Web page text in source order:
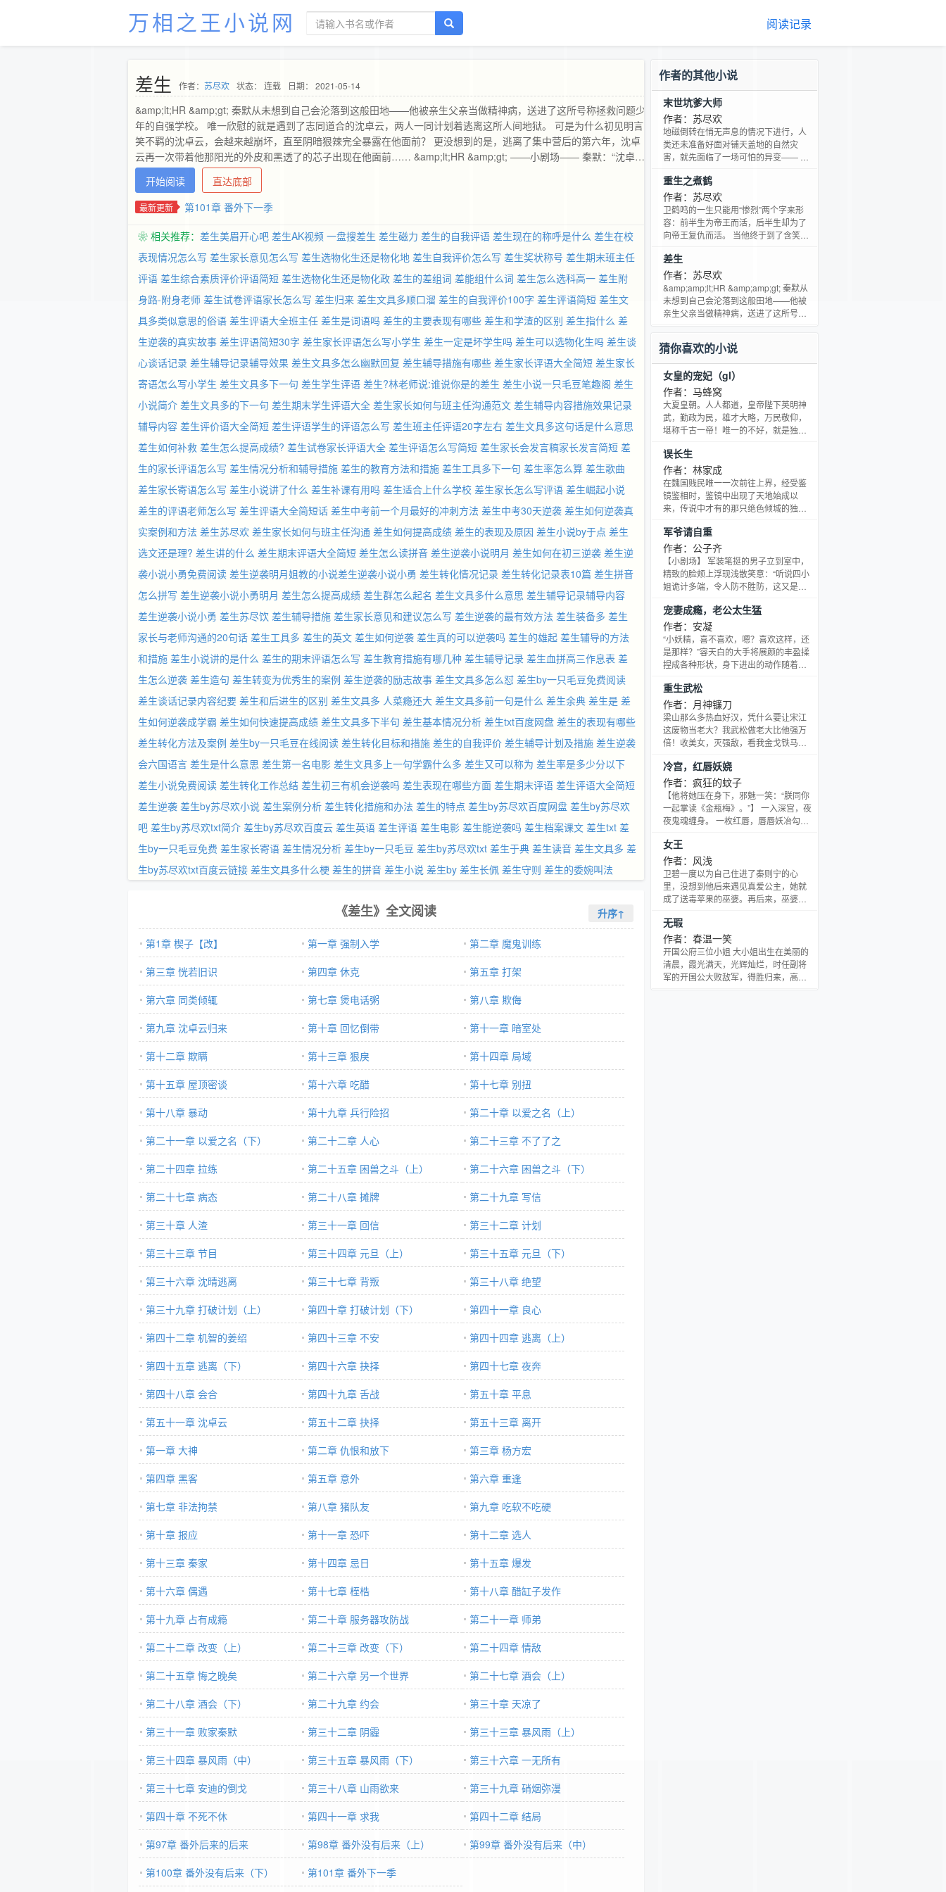
万相之王小说网 阅读记录
差生 作者： 苏尽欢 状态： 连载 日期： 2021-05-14
&amp;lt;HR &amp;gt; 秦默从未想到自己会沦落到这般田地——他被亲生父亲当做精神病，送进了这所号称拯救问题少
年的自强学校。 唯一欣慰的就是遇到了志同道合的沈卓云，两人一同计划着逃离这所人间地狱。 可是为什么初见明言
笑不羁的沈卓云，会越来越崩坏，直至阴暗狠辣完全暴露在他面前？ 更没想到的是，逃离了集中营后的第六年，沈卓
云再一次带着他那阳光的外皮和黑透了的芯子出现在他面前…… &amp;lt;HR &amp;gt; ——小剧场—— 秦默：“沈卓
云，你听没听过一首歌？” 沈卓云：“？” 秦默：“有一种爱叫做放手。” 沈卓云：“没有，我听过另一首歌。” 秦默；
“嗯？” 沈卓云笑了：“绝不放手。” &amp;lt;HR &amp;gt; 1、什么阳光洒脱全是骗人的，鬼畜攻才是本质 2、真的不虐
感情线，甜宠萌什么都有，1&amp;gt; 3、黑心鬼畜攻×淡定技术宅受 4、所以说卖个萌你们就点进来瞅瞅吧_(:з」∠)_
么么哒（づ￣3￣）づ╭?～
开始阅读 直达底部
最新更新 第101章 番外下一季
❀ 相关推荐： 差生美眉开心吧 差生AK视频 一盘搜差生 差生磁力 差生的自我评语 差生现在的称呼是什么 差生在校
表现情况怎么写 差生家长意见怎么写 差生选物化生还是物化地 差生自我评价怎么写 差生奖状称号 差生期末班主任
评语 差生综合素质评价评语简短 差生选物化生还是物化政 差生的差组词 差能组什么词 差生怎么选科高一 差生附
身路-附身老师 差生试卷评语家长怎么写 差生归来 差生文具多顺口溜 差生的自我评价100字 差生评语简短 差生文
具多类似意思的俗语 差生评语大全班主任 差生是词语吗 差生的主要表现有哪些 差生和学渣的区别 差生指什么 差
生逆袭的真实故事 差生评语简短30字 差生家长评语怎么写小学生 差生一定是坏学生吗 差生可以选物化生吗 差生谈
心谈话记录 差生辅导记录辅导效果 差生文具多怎么幽默回复 差生辅导措施有哪些 差生家长评语大全简短 差生家长
寄语怎么写小学生 差生文具多下一句 差生学生评语 差生?林老师说:谁说你是的差生 差生小说一只毛豆笔趣阁 差生
小说简介 差生文具多的下一句 差生期末学生评语大全 差生家长如何与班主任沟通范文 差生辅导内容措施效果记录
辅导内容 差生评价语大全简短 差生评语学生的评语怎么写 差生班主任评语20字左右 差生文具多这句话是什么意思
差生如何补救 差生怎么提高成绩? 差生试卷家长评语大全 差生评语怎么写简短 差生家长会发言稿家长发言简短 差
生的家长评语怎么写 差生情况分析和辅导措施 差生的教育方法和措施 差生工具多下一句 差生率怎么算 差生歌曲
差生家长寄语怎么写 差生小说讲了什么 差生补课有用吗 差生适合上什么学校 差生家长怎么写评语 差生崛起小说
差生的评语老师怎么写 差生评语大全简短话 差生中考前一个月最好的冲刺方法 差生中考30天逆袭 差生如何逆袭真
实案例和方法 差生苏尽欢 差生家长如何与班主任沟通 差生如何提高成绩 差生的表现及原因 差生小说by于点 差生
选文还是理? 差生讲的什么 差生期末评语大全简短 差生怎么读拼音 差生逆袭小说明月 差生如何在初三逆袭 差生逆
袭小说小勇免费阅读 差生逆袭明月姐教的小说差生逆袭小说小勇 差生转化情况记录 差生转化记录表10篇 差生拼音
怎么拼写 差生逆袭小说小勇明月 差生怎么提高成绩 差生群怎么起名 差生文具多什么意思 差生辅导记录辅导内容
差生逆袭小说小勇 差生苏尽饮 差生辅导措施 差生家长意见和建议怎么写 差生逆袭的最有效方法 差生装备多 差生
家长与老师沟通的20句话 差生工具多 差生的英文 差生如何逆袭 差生真的可以逆袭吗 差生的雄起 差生辅导的方法
和措施 差生小说讲的是什么 差生的期末评语怎么写 差生教育措施有哪几种 差生辅导记录 差生血拼高三作息表 差
生怎么逆袭 差生造句 差生转变为优秀生的案例 差生逆袭的励志故事 差生文具多怎么怼 差生by一只毛豆免费阅读
差生谈话记录内容纪要 差生和后进生的区别 差生文具多 人菜瘾还大 差生文具多前一句是什么 差生余典 差生是 差
生如何逆袭成学霸 差生如何快速提高成绩 差生文具多下半句 差生基本情况分析 差生txt百度网盘 差生的表现有哪些
差生转化方法及案例 差生by一只毛豆在线阅读 差生转化目标和措施 差生的自我评价 差生辅导计划及措施 差生逆袭
会六国语言 差生是什么意思 差生第一名电影 差生文具多上一句学霸什么多 差生又可以称为 差生率是多少分以下
差生小说免费阅读 差生转化工作总结 差生初三有机会逆袭吗 差生表现在哪些方面 差生期末评语 差生评语大全简短
差生逆袭 差生by苏尽欢小说 差生案例分析 差生转化措施和办法 差生的特点 差生by苏尽欢百度网盘 差生by苏尽欢
吧 差生by苏尽欢txt简介 差生by苏尽欢百度云 差生英语 差生评语 差生电影 差生能逆袭吗 差生档案课文 差生txt 差
生by一只毛豆免费 差生家长寄语 差生情况分析 差生by一只毛豆 差生by苏尽欢txt 差生于典 差生读音 差生文具多 差
生by苏尽欢txt百度云链接 差生文具多什么梗 差生的拼音 差生小说 差生by 差生长佩 差生守则 差生的委婉叫法
《差生》全文阅读 升序↑
第1章 楔子【改】 第一章 强制入学
第二章 魔鬼训练
第三章 恍若旧识
第四章 休克
第五章 打架
第六章 同类倾辄
第七章 煲电话粥
第八章 欺侮
第九章 沈卓云归来
第十章 回忆倒带
第十一章 暗室处
第十二章 欺瞒
第十三章 狠戾
第十四章 局域
第十五章 屋顶密谈
第十六章 吃醋
第十七章 别扭
第十八章 暴动
第十九章 兵行险招
第二十章 以爱之名（上）
第二十一章 以爱之名（下）
第二十二章 人心
第二十三章 不了了之
第二十四章 拉练
第二十五章 困兽之斗（上）
第二十六章 困兽之斗（下）
第二十七章 病态
第二十八章 摊牌
第二十九章 写信
第三十章 人渣
第三十一章 回信
第三十二章 计划
第三十三章 节目
第三十四章 元旦（上）
第三十五章 元旦（下）
第三十六章 沈晴逃离
第三十七章 背叛
第三十八章 绝望
第三十九章 打破计划（上）
第四十章 打破计划（下）
第四十一章 良心
第四十二章 机智的姜绍
第四十三章 不安
第四十四章 逃离（上）
第四十五章 逃离（下）
第四十六章 抉择
第四十七章 夜奔
第四十八章 会合
第四十九章 舌战
第五十章 平息
第五十一章 沈卓云
第五十二章 抉择
第五十三章 离开
第一章 大神
第二章 仇恨和放下
第三章 杨方宏
第四章 黑客
第五章 意外
第六章 重逢
第七章 非法拘禁
第八章 猪队友
第九章 吃软不吃硬
第十章 报应
第十一章 恐吓
第十二章 选人
第十三章 秦家
第十四章 忌日
第十五章 爆发
第十六章 偶遇
第十七章 桎梏
第十八章 醋缸子发作
第十九章 占有成瘾
第二十章 服务器攻防战
第二十一章 师弟
第二十二章 改变（上）
第二十三章 改变（下）
第二十四章 情敌
第二十五章 悔之晚矣
第二十六章 另一个世界
第二十七章 酒会（上）
第二十八章 酒会（下）
第二十九章 约会
第三十章 天凉了
第三十一章 败家秦默
第三十二章 阴霾
第三十三章 暴风雨（上）
第三十四章 暴风雨（中）
第三十五章 暴风雨（下）
第三十六章 一无所有
第三十七章 安迪的倒戈
第三十八章 山雨欲来
第三十九章 硝烟弥漫
第四十章 不死不休
第四十一章 求我
第四十二章 结局
第97章 番外后来的后来
第98章 番外没有后来（上）
第99章 番外没有后来（中）
第100章 番外没有后来（下）
第101章 番外下一季
作者的其他小说
末世坑爹大师
作者：苏尽欢
地磁倒转在悄无声息的情况下进行，人
类还未准备好面对铺天盖地的自然灾
害，就先面临了一场可怕的异变—— 在
书看了，人和人开始互相伤害了，世界
末日真是太糟糕了。 在陆川眼里：超市
可以抢了，枪可以开了，讨厌的人可以
灭了，世界暴动了，卧槽世界末日怎么
才来？ 在队友眼里：苏安和是个坑货，
(╯‵□′)╯︵┻━┻回来！不许秀恩爱！
还能不能打了！ 这是
重生之煮鹤
作者：苏尽欢
卫鹤鸣的一生只能用“惨烈”两个字来形
容：前半生为帝王而活，后半生却为了
向帝王复仇而活。 当他终于到了含笑九
点。 卫鹤鸣：“滚你娘的狗皇帝！(￣ε(#
￣)☆╰╮(￣皿￣///)” 楚凤歌的一生只能
用“悲催”两个字来形容：前半生暗恋一个
男人，后半生却在缅怀一个男人。 当他
终于到了灯尽油枯的时候，却不想一睁
差生
作者：苏尽欢
&amp;amp;lt;HR &amp;amp;gt; 秦默从
未想到自己会沦落到这般田地——他被
亲生父亲当做精神病，送进了这所号称
同计划着逃离这所人间地狱。 可是为什
么初见明言笑不羁的沈卓云，会越来越
崩坏，直至阴暗狠辣完全暴露在他面
前？ 更没想到的是，逃离了集中营后的
第六年，沈卓云再一次带着他那阳光的
外皮和黑透了
猜你喜欢的小说
女皇的宠妃（gl）
作者：马蜂窝
大夏皇朝。人人都道，皇帝陛下英明神
武，勤政为民，雄才大略，万民敬仰，
堪称千古一帝！唯一的不好，就是独宠
蛋的母鸡。所以，时至今日没有小皇子
的诞生！母鸡宛妃：呵呵……皇帝陛下
不带把，怎么生？！皇帝陛下：怪我
咯……宛妃（假笑）：难不成怪我
咯？！了吧唧色胆包天】宛妃受分蛇精
吧！（づ￣3￣）的支持就是我的动力！
→入六（4月11号）入V，入耐
误长生
作者：林家成
在魏国贱民唯一一次前往上界，经受鉴
镜鉴相时，鉴镜中出现了天地始成以
来，传说中才有的那只绝色倾城的独
呼，样貌平凡的我纳闷地看着手，如果
没有看错的话，在鉴镜从我身上扫过的
那一息间，鉴镜中的凤凰，与我做着同
一个动作…… 本故事绝对HE
军爷请自重
作者：公子齐
【小剧场】 军装笔挺的男子立到室中，
精致的脸颊上浮现浅散笑意：“听说四小
姐诡计多端，令人防不胜防，这又是哪
风情万种，纤纤玉指来解他军装上的腰
带。 “美人计。” 男子颇为满意：“跟四小
姐对阵这么久，就这一计最得本少喜
欢。以后不防多用。” “用兵讲究出奇制
胜。” “我乐得配和，把每一次都当成你
岂允敌军铁蹄来踏。” 付江沅：“
宠妻成瘾，老公太生猛
作者：安凝
“小妖精，喜不喜欢，嗯？喜欢这样，还
是那样？”容天白的大手将展颜的丰盈揉
捏成各种形状，身下进出的动作随着大
“天白，快点……唔……进来”展颜的眸中
是迷乱的斑斓，忘我的呻吟，忘我的媚
叫。 “别急，小妖精，我会满足你！”鹰
隼般的眼瞳中，是欲望夹杂着痛恨以及
失望…… 猛的一顶，直直的撞上展颜最
了身，然后昏过去一般，懒懒的闭上了
眼睛。 容
重生武松
作者：月神镰刀
梁山那么多热血好汉，凭什么要让宋江
这废物当老大？我武松做老大比他强万
倍！收美女，灭强敌，看我金戈铁马，
冷宫，红唇妖娆
作者：疯狂的蚊子
【他将她压在身下，邪魅一笑：“朕同你
一起掌读《金瓶梅》。”】 一入深宫，夜
夜鬼魂缠身。 一枚红唇，唇唇妖冶勾
她是认定的天煞孤星。 洞房花烛夜，她
头带枷锁在冤魂孤鸣的冷宫中度过。 那
夜起，冷宫夜夜哀嚎，凄叫连连。 人人
心惊胆战，那里是皇宫的禁忌。 忽然
间，冷宫安静异常。 有人说，她自刎身
知，就在皇帝的册妃大典上她竟一袭正
红宫装挽
女王
作者：风浅
卫碧一度以为自己住进了秦则宁的心
里，没想到他后来遇见真爱公主，她就
成了送毒苹果的巫婆。再后来，巫婆不
我的其他文章请点击：2. 想买书的妹纸
请点击：3. 新浪微博如下，欢迎随时骚
扰：
无瑕
作者：春温一笑
开国公府三位小姐 大小姐出生在美丽的
清晨，霞光满天，光辉灿烂，时任副将
军的开国公大败敌军，得胜归来，高兴